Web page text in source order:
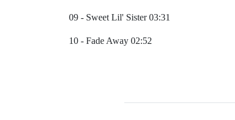
09 - Sweet Lil' Sister 03:31
10 - Fade Away 02:52